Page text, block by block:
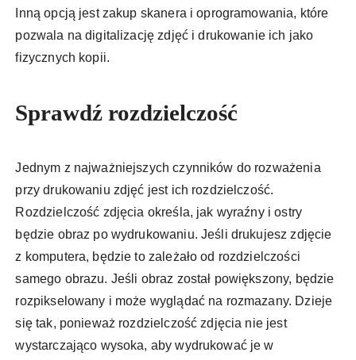
Inną opcją jest zakup skanera i oprogramowania, które
pozwala na digitalizację zdjęć i drukowanie ich jako
fizycznych kopii.
Sprawdź rozdzielczość
Jednym z najważniejszych czynników do rozważenia
przy drukowaniu zdjęć jest ich rozdzielczość.
Rozdzielczość zdjęcia określa, jak wyraźny i ostry
będzie obraz po wydrukowaniu. Jeśli drukujesz zdjęcie
z komputera, będzie to zależało od rozdzielczości
samego obrazu. Jeśli obraz został powiększony, będzie
rozpikselowany i może wyglądać na rozmazany. Dzieje
się tak, ponieważ rozdzielczość zdjęcia nie jest
wystarczająco wysoka, aby wydrukować je w